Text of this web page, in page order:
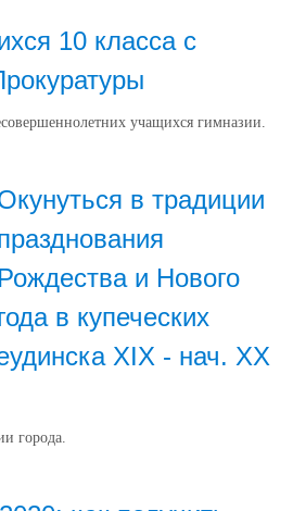
10 класса с
учащихся гимназии.
в традиции
Рождества и Нового
в купеческих
XIX - нач. XX
города.